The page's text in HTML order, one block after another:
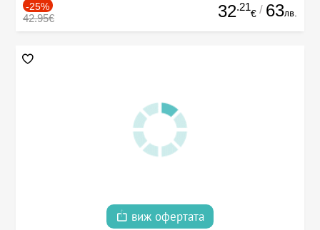
-25%
42.95€ 32.21
€ / 63лв.
виж офертата